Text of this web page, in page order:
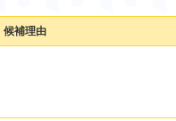
候補理由